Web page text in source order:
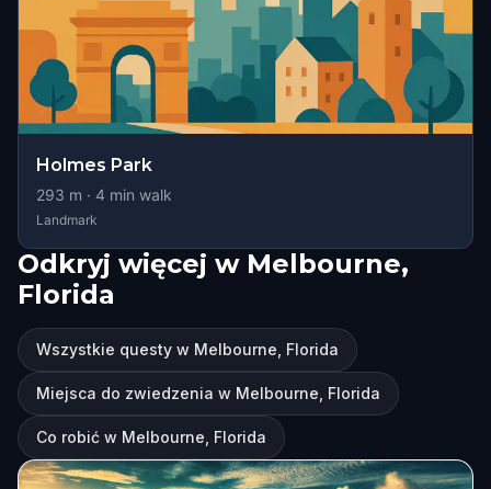
Holmes Park
293 m · 4 min walk
Landmark
Odkryj więcej w Melbourne,
Florida
Wszystkie questy w Melbourne, Florida
Miejsca do zwiedzenia w Melbourne, Florida
Co robić w Melbourne, Florida